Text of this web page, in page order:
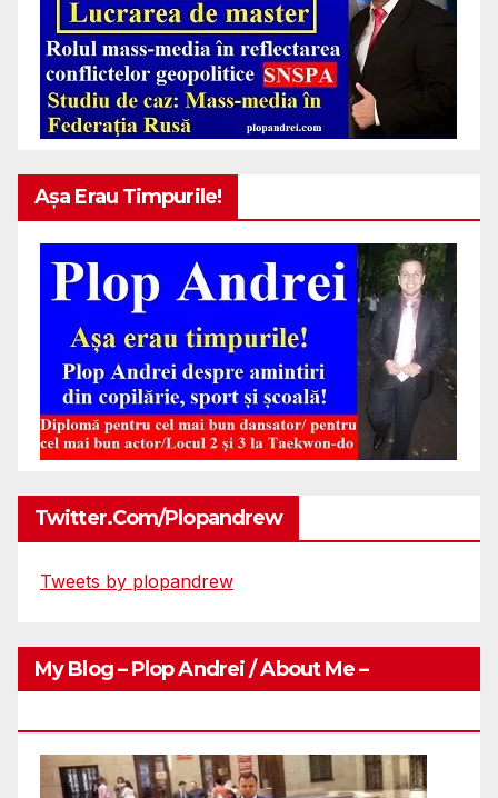
Așa Erau Timpurile!
Twitter.com/plopandrew
Tweets by plopandrew
My Blog – Plop Andrei / About Me –